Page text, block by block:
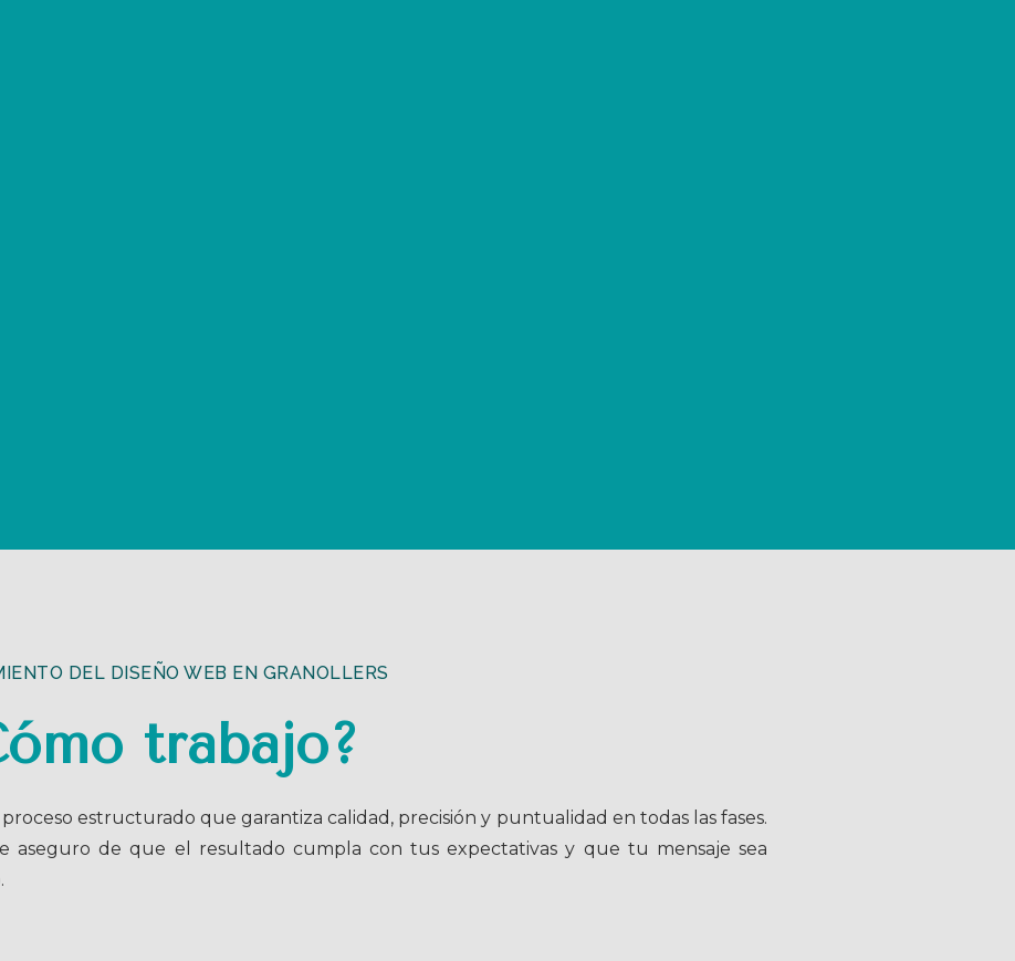
DEL DISEÑO WEB EN GRANOLLERS
trabajo?
estructurado que garantiza calidad, precisión y puntualidad en todas las fases.
aseguro de que el resultado cumpla con tus expectativas y que tu mensaje sea